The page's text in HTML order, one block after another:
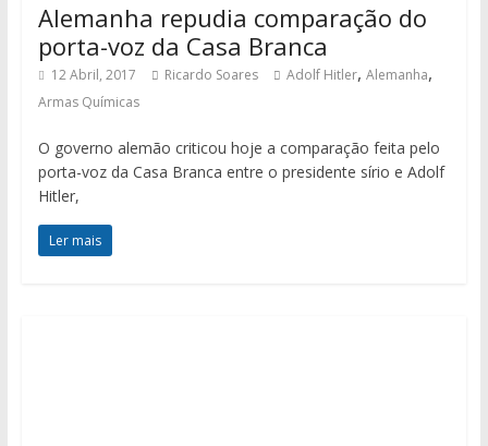
Alemanha repudia comparação do
porta-voz da Casa Branca
12 Abril, 2017 Ricardo Soares Adolf Hitler, Alemanha,
Armas Químicas
O governo alemão criticou hoje a comparação feita pelo
porta-voz da Casa Branca entre o presidente sírio e Adolf
Hitler,
Ler mais